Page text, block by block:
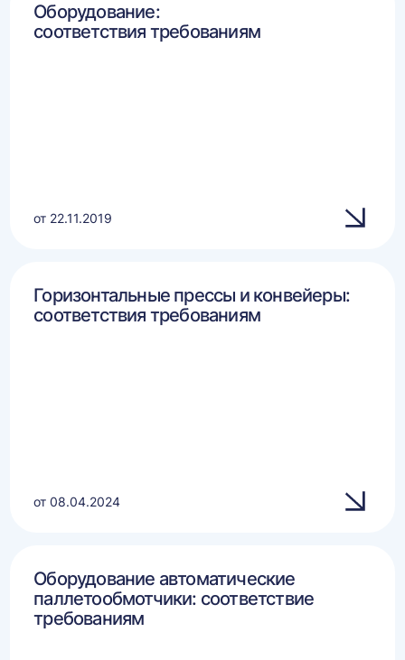
Оборудование:
соответствия требованиям
от 22.11.2019
Горизонтальные прессы и конвейеры:
соответствия требованиям
от 08.04.2024
Оборудование автоматические
паллетообмотчики: соответствие
требованиям